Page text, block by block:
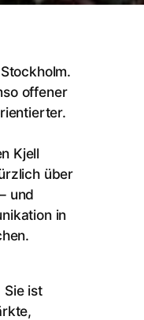
offener
Kjell
über
und
in
Sie ist